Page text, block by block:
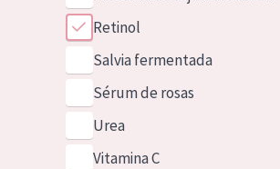
Retinol
Salvia fermentada
Sérum de rosas
Urea
Vitamina C